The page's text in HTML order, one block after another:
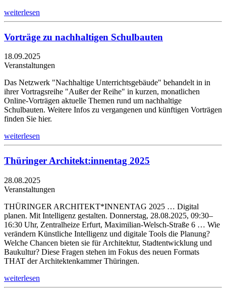
weiterlesen
Vorträge zu nachhaltigen Schulbauten
18.09.2025
Veranstaltungen
Das Netzwerk "Nachhaltige Unterrichtsgebäude" behandelt in in
ihrer Vortragsreihe "Außer der Reihe" in kurzen, monatlichen
Online-Vorträgen aktuelle Themen rund um nachhaltige
Schulbauten. Weitere Infos zu vergangenen und künftigen Vorträgen
finden Sie hier.
weiterlesen
Thüringer Architekt:innentag 2025
28.08.2025
Veranstaltungen
THÜRINGER ARCHITEKT*INNENTAG 2025 … Digital
planen. Mit Intelligenz gestalten. Donnerstag, 28.08.2025, 09:30–
16:30 Uhr, Zentralheize Erfurt, Maximilian-Welsch-Straße 6 … Wie
verändern Künstliche Intelligenz und digitale Tools die Pla­nung?
Welche Chancen bieten sie für Architektur, Stadtentwicklung und
Baukultur? Diese Fragen stehen im Fokus des neuen Formats
THAT der Architektenkammer Thüringen.
weiterlesen